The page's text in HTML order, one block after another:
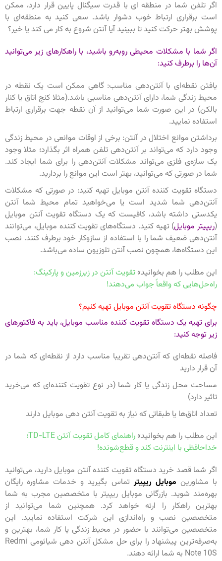
اگر تلفن شما در منطقه ای با قدرت سیگنال پایین قرار دارد، ممکن
است برقراری ارتباط خوب دشوار باشد. سعی کنید به منطقه‌ای با
پوشش بهتر حرکت کنید تا ببینید آیا آنتن شروع به کار می کند یا خیر‌؟
اگر شما با مشکلات محیطی روبه‌رو باشید، با راهکارهای زیر می‌توانید
آن‌ها را برطرف کنید:
یافتن نقطه‌ای با آنتن‌دهی مناسب: گاهی ممکن است یک نقطه در
محیط زندگی شما، دارای آنتن‌دهی مناسبی باشد.(مثلا کنج اتاق یا کنار
بالکن) در این صورت شما می‌توانید از آن نقطه جهت برقراری ارتباط
استفاده نمایید.
برداشتن موانع اختلال در آنتن: برخی از اوقات موانعی در محیط زندگی
وجود دارد که می‌تواند بر آنتن‌دهی تلفن همراه اثر بگذارد؛ مثلا وجود
یک سازه‌ی فلزی می‌تواند مشکلات آنتن‌دهی را برای شما ایجاد کند.
شما در صورتی که می‌توانید، بهتر است این موانع را بردارید.
دستگاه تقویت کننده آنتن موبایل تهیه کنید: در صورتی که مشکلات
آنتن‌دهی شما شدید است یا می‌خواهید تمام محیط شما آنتن
یکدستی داشته باشد، کافیست که یک دستگاه تقویت آنتن موبایل
(ریپیتر موبایل) تهیه کنید. دستگاه‌های تقویت کننده موبایل، می‌توانند
آنتن‌دهی ضعیف شما را با استفاده از سازوکار خود برطرف کنند. نصب
این دستگاه‌ها، همچون نصب آنتن تلوزیون ساده می‌باشد.
این مطلب را هم بخوانید» تقویت آنتن در زیرزمین و پارکینگ:
راه‌حل‌هایی که واقعاً جواب می‌دهند!
چگونه دستگاه تقویت آنتن موبایل تهیه کنیم؟
برای تهیه یک دستگاه تقویت کننده مناسب موبایل، باید به فاکتورهای
زیر توجه کنید:
فاصله نقطه‌ای که آنتن‌دهی تقریبا مناسب دارد از نقطه‌ای که شما در
آن قرار دارید
مساحت محل زندگی یا کار شما (در نوع تقویت کننده‌ای که می‌خرید
تاثیر دارد)
تعداد اتاق‌ها یا طبقاتی که نیاز به تقویت آنتن دهی موبایل دارند
این مطلب را هم بخوانید»
راهنمای کامل تقویت آنتن TD-LTE؛
خداحافظی با اینترنت کند و قطع‌شونده!
اگر شما قصد خرید دستگاه تقویت کننده آنتن موبایل دارید، می‌توانید
با مشاورین موبایل ریپیتر تماس بگیرید و خدمات مشاوره رایگان
بهره‌مند شوید. بازرگانی موبایل ریپیتر با متخصصین مجرب به شما
بهترین راهکار را ارئه خواهد کرد. همچنین شما می‌توانید از
متخصصین نصب و راه‌اندازی این شرکت استفاده نمایید. این
متخصصین می‌توانند با حضور در محیط زندگی یا کار شما، بهترین و
به‌صرفه‌ترین پیشنهاد را برای حل مشکل آنتن دهی شیائومی Redmi
Note 10S به شما ارائه دهند.